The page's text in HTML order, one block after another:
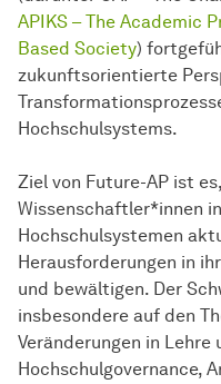
APIKS – The Academic
Based Society)
zukunftsorientierte
Hochschulsystems.
Ziel von Future-AP ist
Wissenschaftler*innen
Hochschulsystemen
Herausforderungen in
und bewältigen. Der
insbesondere auf den
Veränderungen in Lehre
Hochschulgovernance,